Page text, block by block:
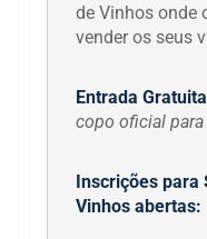
de Vinhos onde
vender os seus
Entrada
copo oficial para
Inscrições para
Vinhos abertas: